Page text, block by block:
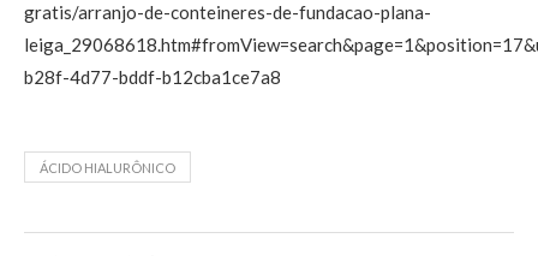
gratis/arranjo-de-conteineres-de-fundacao-plana-
b28f-4d77-bddf-b12cba1ce7a8
ÁCIDO HIALURÔNICO